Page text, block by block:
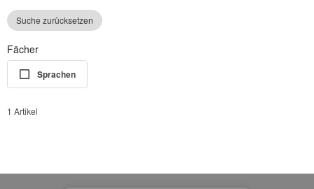
Suche zurücksetzen
Fächer
Sprachen
1 Artikel